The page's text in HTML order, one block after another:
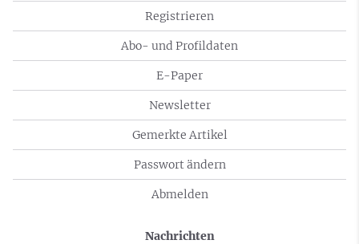
Registrieren
Abo- und Profildaten
E-Paper
Newsletter
Gemerkte Artikel
Passwort ändern
Abmelden
Nachrichten